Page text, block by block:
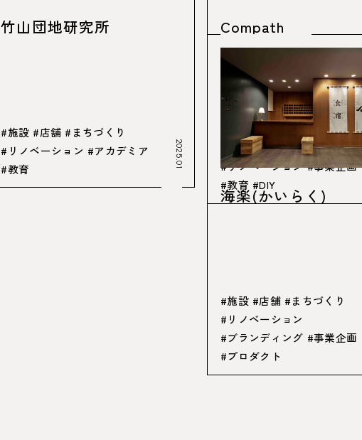
竹山団地研究所
#施設 #店舗 #まちづくり
#リノベーション #アカデミア
#教育
2025.01
Compath
#まちづくり
#共創デザイン
#リノベーション #事業企画
#教育 #DIY
海楽(かいらく)
#施設 #店舗 #まちづくり
#リノベーション
#ブランディング #事業企画
#プロダクト